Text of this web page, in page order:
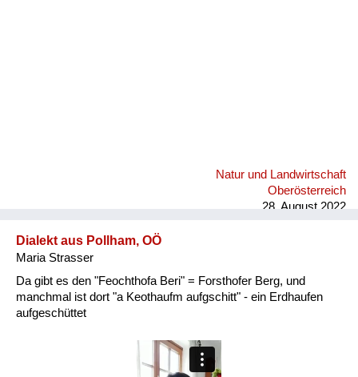
Natur und Landwirtschaft
Oberösterreich
28. August 2022
Dialekt aus Pollham, OÖ
Maria Strasser
Da gibt es den "Feochthofa Beri" = Forsthofer Berg, und
manchmal ist dort "a Keothaufm aufgschitt" - ein Erdhaufen
aufgeschüttet